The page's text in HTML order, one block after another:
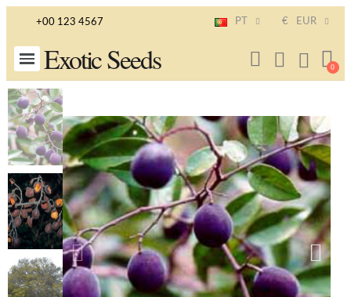
+00 123 4567 PT € EUR
Exotic Seeds